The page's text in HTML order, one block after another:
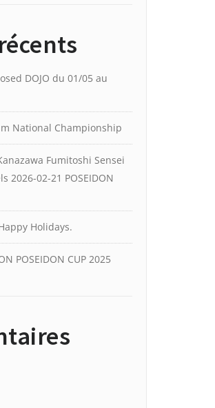
DOJO du 01/05 au
National Championship
Fumitoshi Sensei
2026-02-21 POSEIDON
Holidays.
POSEIDON CUP 2025